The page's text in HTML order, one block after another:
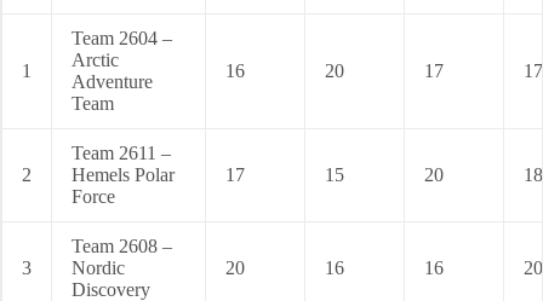
1
Team 2604 –
Arctic
Adventure
Team
16 20 17 17
2
Team 2611 –
Hemels Polar
Force
17 15 20 18
3
Team 2608 –
Nordic
Discovery
20 16 16 20